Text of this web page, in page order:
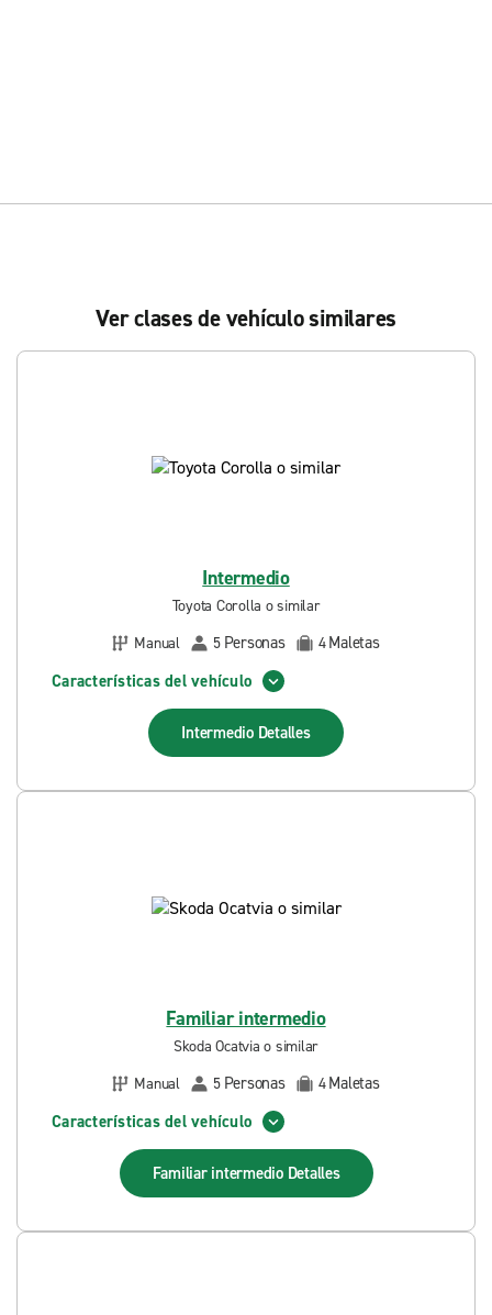
Ver clases de vehículo similares
Intermedio
Toyota Corolla o similar
Manual
5 Personas 4Maletas
Características del vehículo
Intermedio Detalles
Familiar intermedio
Skoda Ocatvia o similar
Manual
5 Personas 4Maletas
Características del vehículo
Familiar intermedio Detalles